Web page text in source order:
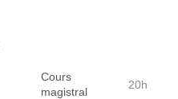
Cours
magistral
20h